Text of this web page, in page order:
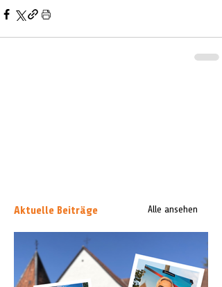
Aktuelle Beiträge Alle ansehen